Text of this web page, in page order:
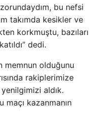
bu nefsi
takımda kesikler ve
korkmuştu, bazıları
dedi.
olduğunu
rakiplerimize
aldık.
maçı kazanmanın